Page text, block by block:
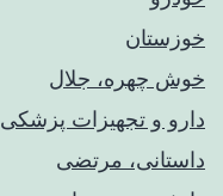
خوزستان
خوش چهره، جلال
دارو و تجهیزات پزشکی
داستانی، مرتضی